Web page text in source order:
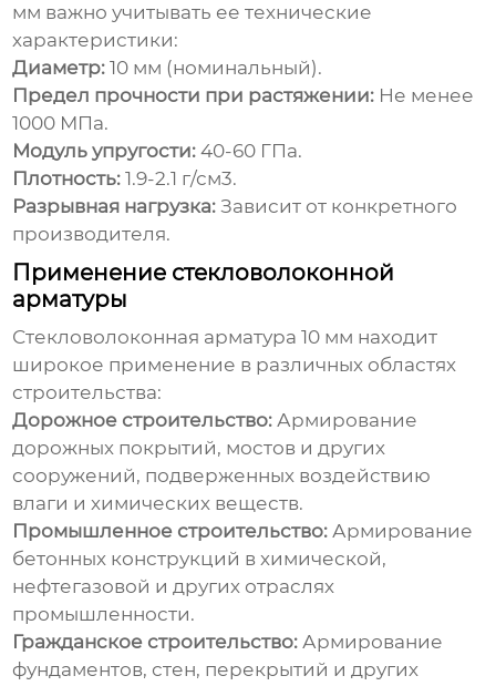
мм важно учитывать ее технические
характеристики:
Диаметр: 10 мм (номинальный).
Предел прочности при растяжении: Не менее
1000 МПа.
Модуль упругости: 40-60 ГПа.
Плотность: 1.9-2.1 г/см3.
Разрывная нагрузка: Зависит от конкретного
производителя.
Применение стекловолоконной
арматуры
Стекловолоконная арматура 10 мм находит
широкое применение в различных областях
строительства:
Дорожное строительство: Армирование
дорожных покрытий, мостов и других
сооружений, подверженных воздействию
влаги и химических веществ.
Промышленное строительство: Армирование
бетонных конструкций в химической,
нефтегазовой и других отраслях
промышленности.
Гражданское строительство: Армирование
фундаментов, стен, перекрытий и других